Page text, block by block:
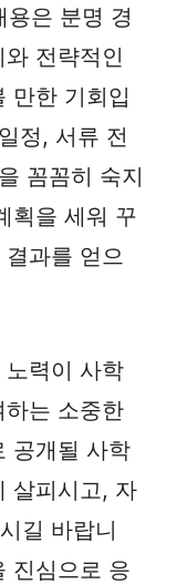
은 분명 경
전략적인
만한 기회입
정, 서류 전
꼼꼼히 숙지
획을 세워 꾸
과를 얻으
력이 사학
는 소중한
공개될 사학
살피시고, 자
길 바랍니
진심으로 응